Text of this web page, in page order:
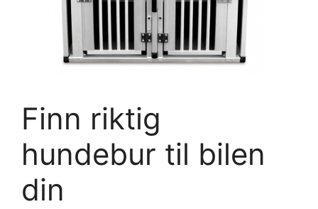
Finn riktig
hundebur til bilen
din